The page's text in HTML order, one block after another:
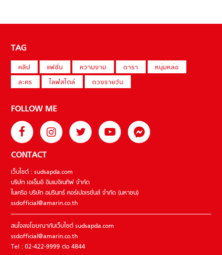
TAG
คลิป แฟชั่น ความงาม ดารา
หนุ่มหล่อ
ละคร
ไลฟ์สไตล์ ดวงรายวัน
FOLLOW ME
CONTACT
เว็บไซต์ : sudsapda.com
บริษัท เอเอ็มอี อิมเมจิเนทีฟ จำกัด
ในเครือ บริษัท อมรินทร์ คอร์เปอเรชั่นส์ จำกัด (มหาชน)
ssdofficial@amarin.co.th
สนใจลงโฆษณากับเว็บไซต์ sudsapda.com
ssdofficial@amarin.co.th
Tel : 02-422-9999 ต่อ 4844